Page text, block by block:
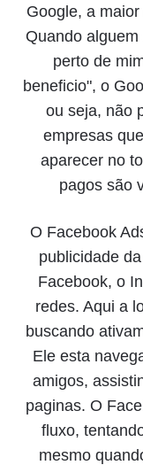
Google, a
Quando
perto de
beneficio", o
ou seja, não
empresas
aparecer no
pagos são
O Facebook
publicidade
Facebook, o
redes. Aqui a
buscando
Ele esta
amigos,
paginas. O
fluxo,
mesmo